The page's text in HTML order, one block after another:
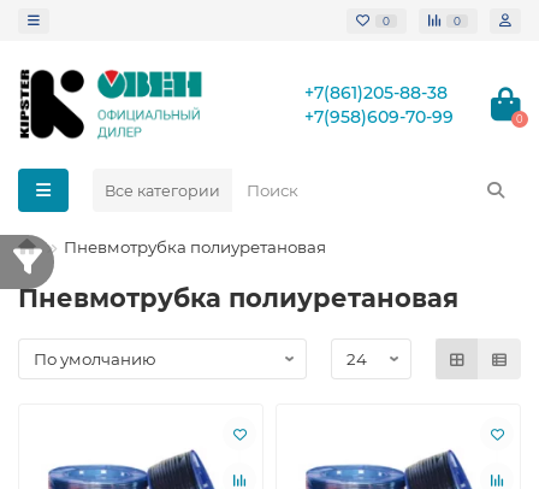
0 0
+7(861)205-88-38
+7(958)609-70-99
0
Все категории
Пневмотрубка полиуретановая
Пневмотрубка полиуретановая